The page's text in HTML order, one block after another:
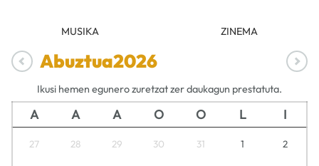
MUSIKA ZINEMA
Abuztua2026
Ikusi hemen egunero zuretzat zer daukagun prestatuta.
A A A O O L I
27 28 29 30 31 1 2